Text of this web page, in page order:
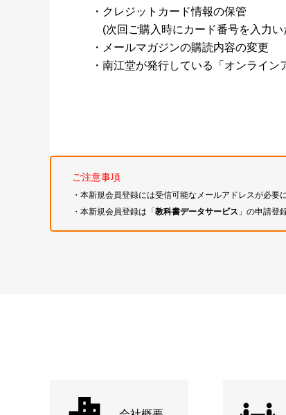
・クレジットカード情報の保管
(次回ご購入時にカード番号を入力
・メールマガジンの購読内容の変更
・南江堂が発行している「オンライ
ご注意事項
・本新規会員登録には受信可能なメールアドレスが必要
・本新規会員登録は「教科書データサービス 」の申請登